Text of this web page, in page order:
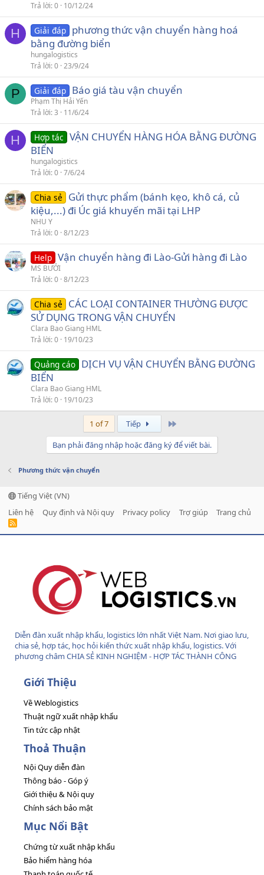
Trả lời 0 10/12/24
H Giải đáp phương thức vận chuyển hàng hoá
bằng đường biển
hungalogistics
Trả lời 0 23/9/24
P Giải đáp Báo giá tàu vận chuyển
Phạm Thị Hải Yến
Trả lời 3 11/6/24
H Hợp tác VẬN CHUYỂN HÀNG HÓA BẰNG ĐƯỜNG
BIỂN
hungalogistics
Trả lời 0 7/6/24
Chia sẻ
Gửi thực phẩm (bánh kẹo, khô cá, củ
kiệu,...) đi Úc giá khuyến mãi tại LHP
NHU Y
Trả lời 0 8/12/23
Help Vận chuyển hàng đi Lào-Gửi hàng đi Lào
MS BƯỞI
Trả lời 0 8/12/23
Chia sẻ
CÁC LOẠI CONTAINER THƯỜNG ĐƯỢC
SỬ DỤNG TRONG VẬN CHUYỂN
Clara Bao Giang HML
Trả lời 0 19/10/23
Quảng cáo DỊCH VỤ VẬN CHUYỂN BẰNG ĐƯỜNG
BIỂN
Clara Bao Giang HML
Trả lời 0 19/10/23
1 of 7 Tiếp
Bạn phải đăng nhập hoặc đăng ký để viết bài.
Phương thức vận chuyển
Tiếng Việt (VN)
Liên hệ
Quy định và Nội quy Privacy policy Trợ giúp Trang chủ
R
Diễn đàn xuất nhập khẩu, logistics lớn nhất Việt Nam. Nơi giao lưu,
chia sẻ, hợp tác, học hỏi kiến thức xuất nhập khẩu, logistics. Với
phương châm CHIA SẺ KINH NGHIỆM - HỢP TÁC THÀNH CÔNG
Giới Thiệu
Về Weblogistics
Thuật ngữ xuất nhập khẩu
Tin tức cập nhật
Thoả Thuận
Nội Quy diễn đàn
Thông báo - Góp ý
Giới thiệu & Nội quy
Chính sách bảo mật
Mục Nổi Bật
Chứng từ xuất nhập khẩu
Bảo hiểm hàng hóa